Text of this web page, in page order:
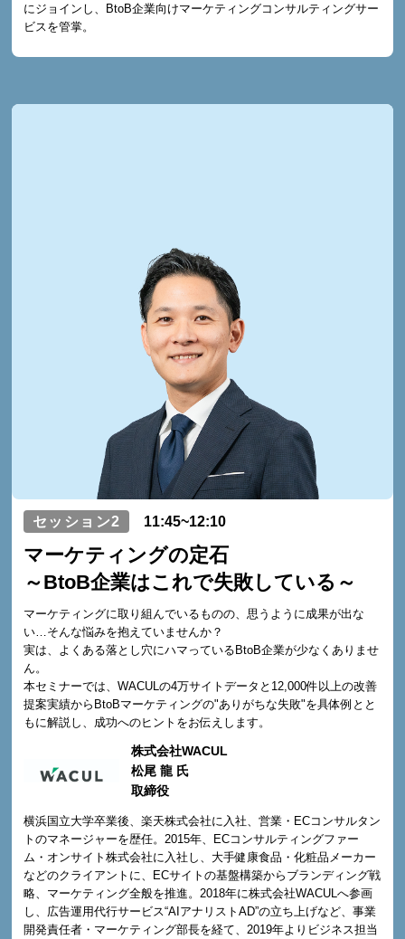
にジョインし、BtoB企業向けマーケティングコンサルティングサー
ビスを管掌。
セッション2 11:45~12:10
マーケティングの定石
～BtoB企業はこれで失敗している～
マーケティングに取り組んでいるものの、思うように成果が出な
い…そんな悩みを抱えていませんか？
実は、よくある落とし穴にハマっているBtoB企業が少なくありませ
ん。
本セミナーでは、WACULの4万サイトデータと12,000件以上の改善
提案実績からBtoBマーケティングの"ありがちな失敗"を具体例とと
もに解説し、成功へのヒントをお伝えします。
株式会社WACUL
松尾 龍 氏
取締役
横浜国立大学卒業後、楽天株式会社に入社、営業・ECコンサルタン
トのマネージャーを歴任。2015年、ECコンサルティングファー
ム・オンサイト株式会社に入社し、大手健康食品・化粧品メーカー
などのクライアントに、ECサイトの基盤構築からブランディング戦
略、マーケティング全般を推進。2018年に株式会社WACULへ参画
し、広告運用代行サービス“AIアナリストAD”の立ち上げなど、事業
開発責任者・マーケティング部長を経て、2019年よりビジネス担当